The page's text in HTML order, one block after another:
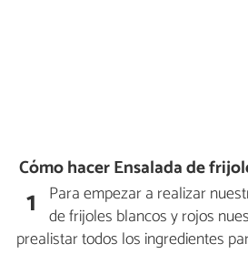
Cómo hacer Ensalada de
1 Para empezar a realizar
de frijoles blancos y rojos
prealistar todos los ingredientes